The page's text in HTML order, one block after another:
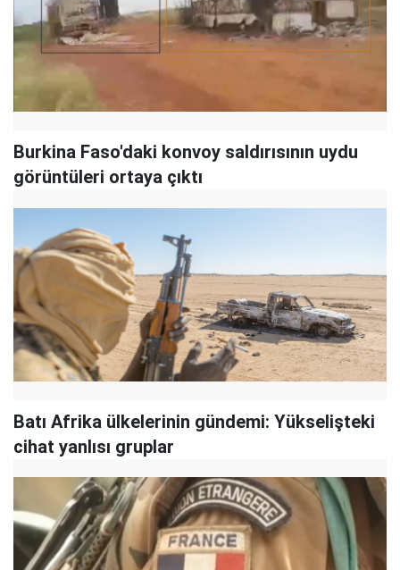
Burkina Faso'daki konvoy saldırısının uydu
görüntüleri ortaya çıktı
Batı Afrika ülkelerinin gündemi: Yükselişteki
cihat yanlısı gruplar